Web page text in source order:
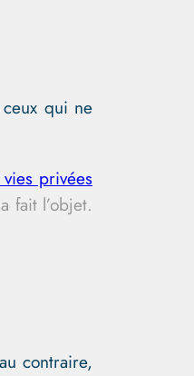
ceux qui ne
privées
fait l’objet.
contraire,